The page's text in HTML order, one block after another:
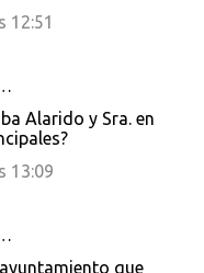
12:51
Alarido y Sra. en
13:09
que